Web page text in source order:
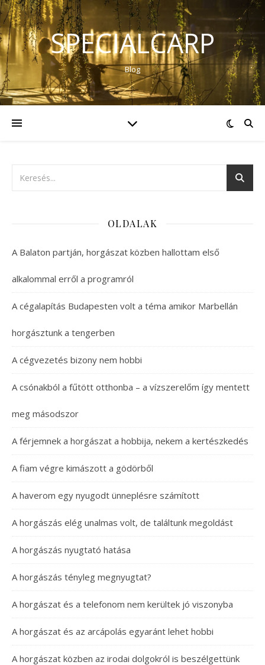
SPECIALCARP
Blog
OLDALAK
A Balaton partján, horgászat közben hallottam első
alkalommal erről a programról
A cégalapítás Budapesten volt a téma amikor Marbellán
horgásztunk a tengerben
A cégvezetés bizony nem hobbi
A csónakból a fűtött otthonba – a vízszerelőm így mentett
meg másodszor
A férjemnek a horgászat a hobbija, nekem a kertészkedés
A fiam végre kimászott a gödörből
A haverom egy nyugodt ünneplésre számított
A horgászás elég unalmas volt, de találtunk megoldást
A horgászás nyugtató hatása
A horgászás tényleg megnyugtat?
A horgászat és a telefonom nem kerültek jó viszonyba
A horgászat és az arcápolás egyaránt lehet hobbi
A horgászat közben az irodai dolgokról is beszélgettünk